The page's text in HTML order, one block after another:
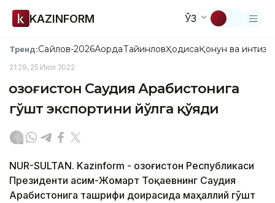
KAZINFORM ЎЗ
Тренд:Сайлов-2026АқордаТайинловҲодисаҚонун ва
21:29, 25 Июл 2022
Қозоғистон Саудия Арабистонига
гўшт экспортини йўлга қўяди
NUR-SULTAN. Kazinform - Қозоғистон Республикаси
Президенти Қасим-Жомарт Тоқаевнинг Саудия
Арабистонига ташрифи доирасида маҳаллий гўшт